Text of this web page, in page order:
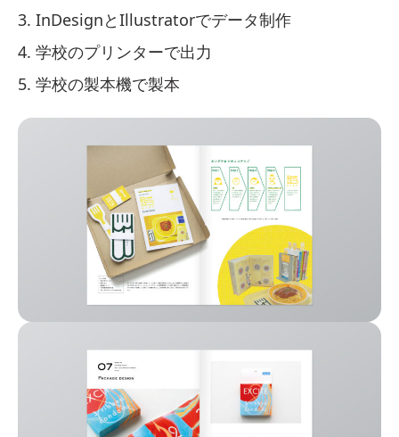
InDesignとIllustratorでデータ制作
学校のプリンターで出力
学校の製本機で製本